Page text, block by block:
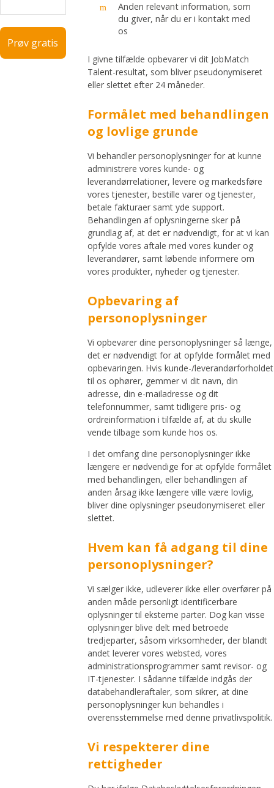
Anden relevant information, som
du giver, når du er i kontakt med
os
I givne tilfælde opbevarer vi dit JobMatch
Talent-resultat, som bliver pseudonymiseret
eller slettet efter 24 måneder.
Formålet med behandlingen
og lovlige grunde
Vi behandler personoplysninger for at kunne
administrere vores kunde- og
leverandørrelationer, levere og markedsføre
vores tjenester, bestille varer og tjenester,
betale fakturaer samt yde support.
Behandlingen af oplysningerne sker på
grundlag af, at det er nødvendigt, for at vi kan
opfylde vores aftale med vores kunder og
leverandører, samt løbende informere om
vores produkter, nyheder og tjenester.
Opbevaring af
personoplysninger
Vi opbevarer dine personoplysninger så længe,
det er nødvendigt for at opfylde formålet med
opbevaringen. Hvis kunde-/leverandørforholdet
til os ophører, gemmer vi dit navn, din
adresse, din e-mailadresse og dit
telefonnummer, samt tidligere pris- og
ordreinformation i tilfælde af, at du skulle
vende tilbage som kunde hos os.
I det omfang dine personoplysninger ikke
længere er nødvendige for at opfylde formålet
med behandlingen, eller behandlingen af
anden årsag ikke længere ville være lovlig,
bliver dine oplysninger pseudonymiseret eller
slettet.
Hvem kan få adgang til dine
personoplysninger?
Vi sælger ikke, udleverer ikke eller overfører på
anden måde personligt identificerbare
oplysninger til eksterne parter. Dog kan visse
oplysninger blive delt med betroede
tredjeparter, såsom virksomheder, der blandt
andet leverer vores websted, vores
administrationsprogrammer samt revisor- og
IT-tjenester. I sådanne tilfælde indgås der
databehandleraftaler, som sikrer, at dine
personoplysninger kun behandles i
overensstemmelse med denne privatlivspolitik.
Vi respekterer dine
rettigheder
Prøv gratis